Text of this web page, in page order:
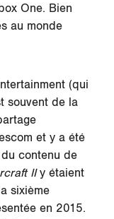
One. Bien
au monde
(qui
souvent de la
et y a été
contenu de
IIy étaient
sixième
en 2015.